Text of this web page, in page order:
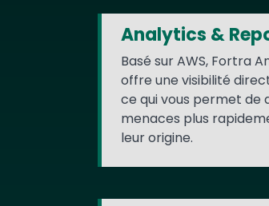
Analytics &
Basé sur AWS, Fortra
offre une visibilité
ce qui vous permet
menaces plus
leur origine.